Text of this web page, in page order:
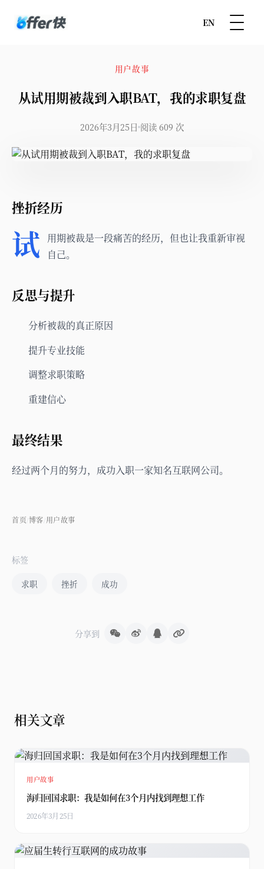
EN
用户故事
从试用期被裁到入职BAT，我的求职复盘
2026年3月25日 阅读 609 次
挫折经历
试
用期被裁是一段痛苦的经历，但也让我重新审视
自己。
反思与提升
分析被裁的真正原因
提升专业技能
调整求职策略
重建信心
最终结果
经过两个月的努力，成功入职一家知名互联网公司。
首页 博客 用户故事
标签
求职 挫折 成功
分享到
相关文章
用户故事
海归回国求职：我是如何在3个月内找到理想工作
2026年3月25日